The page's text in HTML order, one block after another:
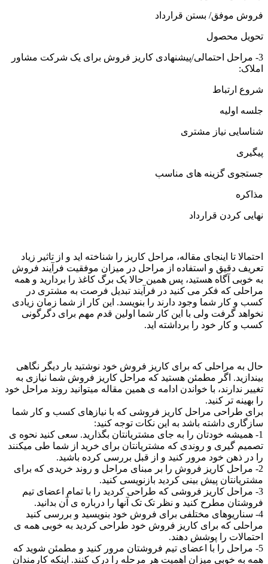
فروش موفق/ بستن قرارداد
تحویل محصول
3- مراحل احتمالی/پیشنهادی کاریز فروش برای یک شرکت مشاور
املاک:
شروع ارتباط
جلسه اولیه
شناسایی نیاز مشتری
پیگیری
جستجوی گزینه های مناسب
مذاکره
نهایی کردن قرارداد
احتمالا تا اینجای مقاله، مراحل کاریز را شناخته اید و از تاثیر زیاد
تعریف دقیق و استفاده از مراحل در میزان موفقیت فرآیند فروش
به خوبی آگاه هستید، پس همین حالا یک برگ کاغذ را بردارید و همه
مراحلی که فکر می کنید در فرآیند تبدیل فرصت به مشتری در
کسب و کار شما وجود دارند را بنویسد. این کار از شما زمان زیادی
نخواهد گرفت ولی با این کار شما اولین قدم مهم برای دگرگونی
کسب و کار خود را برداشته اید.
حال به مراحلی که برای کاریز فروش خود نوشتید بار دیگر نگاهی
بیندازید. اگر مطمئن هستید که مراحل کاریز فروش شما نیازی به
تغییر ندارند، با خواندن ادامه ی همین مقاله میتوانید روند مراحل خود
را بهینه تر کنید.
برای طراحی مراحل کاریز فروشی که با نیازهای کسب و کار شما
سازگاری داشته باشد به این نکات توجه کنید:
1- همیشه خودتان را به جای مشتریانتان بگذارید. سعی کنید نحوه ی
تصمیم گیری و روندی که مشتریانتان برای خرید از شما طی میکنند
را در ذهن خود مرور کنید و از قبل بررسی کرده باشید.
2- مراحل کاریز فروش را بر مبنای مراحل و روند خریدی که برای
مشتریانتان پیش بینی کردید بازنویسی کنید.
3- مراحل کاریز فروشی که طراحی کردید را با تمام اعضای تیم
فروشتان مطرح کنید و نظر تک تک آنها را درباره ی آن بدانید.
4- سناریوهای مختلفی برای فروش خود بنویسید و بررسی کنید
مراحلی که برای کاریز فروش خود طراحی کردید به خوبی همه ی
احتمالات را پوشش دهند.
5- مراحل را با اعضای تیم فروشتان مرور کنید و مطمئن شوید که
همه به خوبی میزان اهمیت هر مرحله را درک کنند. اینکه کارمندان